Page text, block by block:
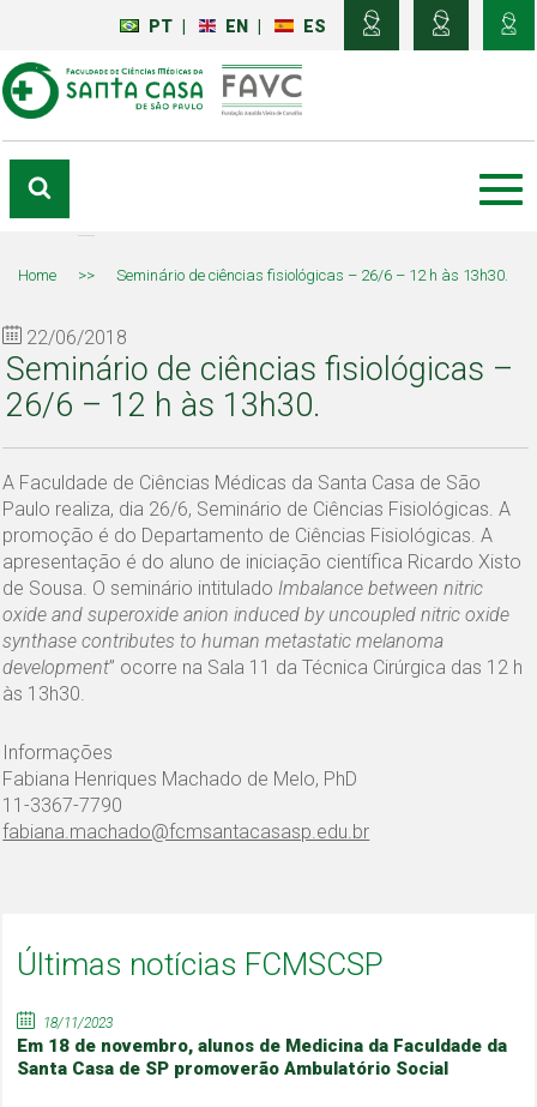
PT EN ES
Home >> Seminário de ciências fisiológicas – 26/6 – 12 h às 13h30.
22/06/2018
Seminário de ciências fisiológicas –
26/6 – 12 h às 13h30.
A Faculdade de Ciências Médicas da Santa Casa de São
Paulo realiza, dia 26/6, Seminário de Ciências Fisiológicas. A
promoção é do Departamento de Ciências Fisiológicas. A
apresentação é do aluno de iniciação científica Ricardo Xisto
de Sousa. O seminário intitulado Imbalance between nitric
oxide and superoxide anion induced by uncoupled nitric oxide
synthase contributes to human metastatic melanoma
development” ocorre na Sala 11 da Técnica Cirúrgica das 12 h
às 13h30.
Informações
Fabiana Henriques Machado de Melo, PhD
11-3367-7790
fabiana.machado@fcmsantacasasp.edu.br
Últimas notícias FCMSCSP
18/11/2023
Em 18 de novembro, alunos de Medicina da Faculdade da
Santa Casa de SP promoverão Ambulatório Social